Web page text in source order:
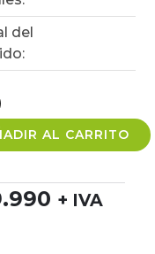
del
AL CARRITO
+ IVA